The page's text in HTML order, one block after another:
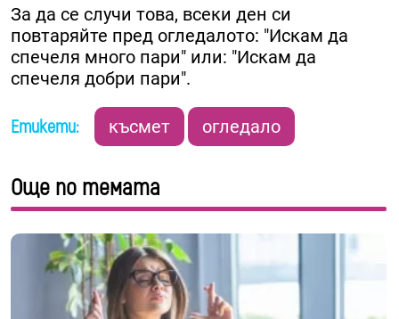
За да се случи това, всеки ден си
повтаряйте пред огледалото: "Искам да
спечеля много пари" или: "Искам да
спечеля добри пари".
Етикети: късмет огледало
Още по темата